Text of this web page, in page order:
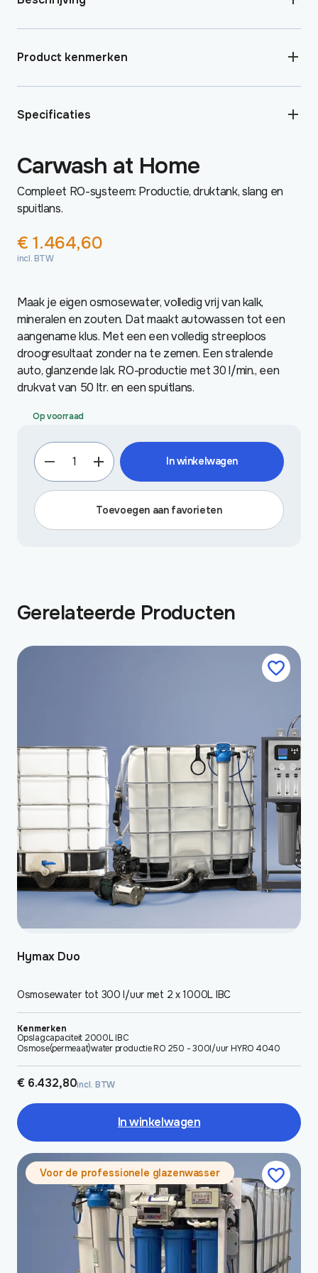
Product kenmerken
Specificaties
Carwash at Home
Compleet RO-systeem: Productie, druktank, slang en
spuitlans.
€ 1.464,60
incl. BTW
Maak je eigen osmosewater, volledig vrij van kalk,
mineralen en zouten. Dat maakt autowassen tot een
aangename klus. Met een een volledig streeploos
droogresultaat zonder na te zemen. Een stralende
auto, glanzende lak. RO-productie met 30 l/min., een
drukvat van 50 ltr. en een spuitlans.
Op voorraad
Carwash
at
Home
aantal
In winkelwagen
Toevoegen aan favorieten
Gerelateerde Producten
Hymax Duo
Osmosewater tot 300 l/uur met 2 x 1000L IBC
Kenmerken
Opslagcapaciteit 2000L IBC
Osmose(permeaat)water productie RO 250 - 300l/uur HYRO 4040
€6.432,80incl. BTW
In winkelwagen
Voor de professionele glazenwasser
Dit
product